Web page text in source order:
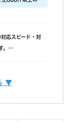
が間違ってい
夫かと思われま
応スピード・対
んなの名探偵経
め、調査力と相
▼